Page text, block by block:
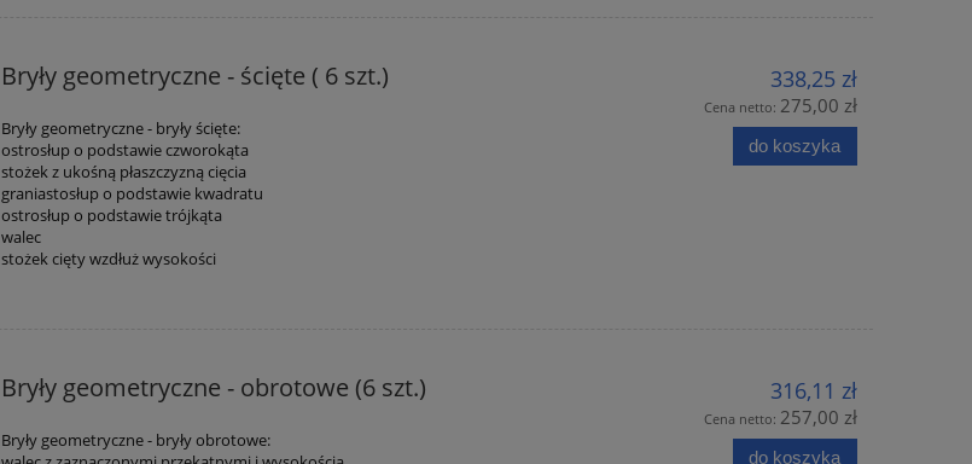
Bryły geometryczne - ścięte ( 6 szt.)
Bryły geometryczne - bryły ścięte:
ostrosłup o podstawie czworokąta
stożek z ukośną płaszczyzną cięcia
graniastosłup o podstawie kwadratu
ostrosłup o podstawie trójkąta
walec
stożek cięty wzdłuż wysokości
338,25 zł
Cena netto: 275,00 zł
do koszyka
Bryły geometryczne - obrotowe (6 szt.)
Bryły geometryczne - bryły obrotowe:
316,11 zł
Cena netto: 257,00 zł
do koszyka